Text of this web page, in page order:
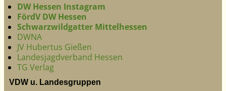
DW Hessen Instagram
FördV DW Hessen
Schwarzwildgatter Mittelhessen
DWNA
JV Hubertus Gießen
Landesjagdverband Hessen
TG Verlag
VDW u. Landesgruppen